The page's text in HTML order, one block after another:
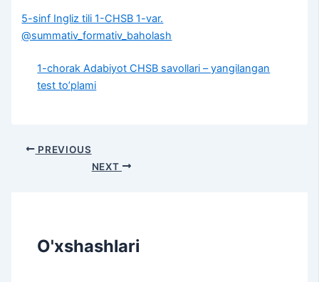
5-sinf Ingliz tili 1-CHSB 1-var.
@summativ_formativ_baholash
1-chorak Adabiyot CHSB savollari – yangilangan
test to’plami
PREVIOUS
NEXT
O'xshashlari